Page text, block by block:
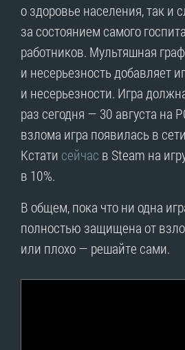
о здоровье населения, так и
за состоянием самого
работников. Мультяшная
и несерьезность добавляет
и несерьезности. Игра
раз сегодня — 30 августа на
взлома игра появилась в
Кстати сейчас в Steam на
в 10%.
В общем, пока что ни одна
полностью защищена от
или плохо — решайте сами.